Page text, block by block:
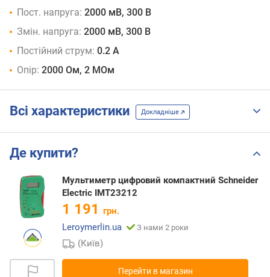
Пост. напруга: 2000 мВ, 300 В
Змін. напруга: 2000 мВ, 300 В
Постійний струм: 0.2 А
Опір: 2000 Ом, 2 МОм
Всі характеристики Докладніше
Де купити?
Мультиметр цифровий компактний Schneider
Electric IMT23212
1 191 грн.
Leroymerlin.ua
З нами 2 роки
(Київ)
Перейти в магазин